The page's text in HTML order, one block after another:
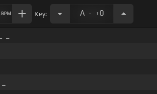
BPM Key: A . +0